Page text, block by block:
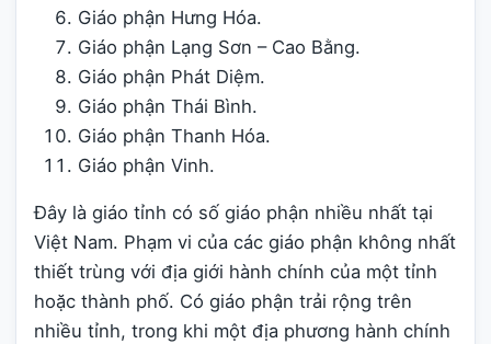
Giáo phận Hưng Hóa.
Giáo phận Lạng Sơn – Cao Bằng.
Giáo phận Phát Diệm.
Giáo phận Thái Bình.
Giáo phận Thanh Hóa.
Giáo phận Vinh.
Đây là giáo tỉnh có số giáo phận nhiều nhất tại
Việt Nam. Phạm vi của các giáo phận không nhất
thiết trùng với địa giới hành chính của một tỉnh
hoặc thành phố. Có giáo phận trải rộng trên
nhiều tỉnh, trong khi một địa phương hành chính